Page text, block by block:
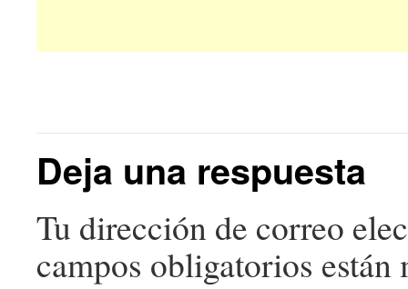
Deja una respuesta
Tu dirección de correo
campos obligatorios